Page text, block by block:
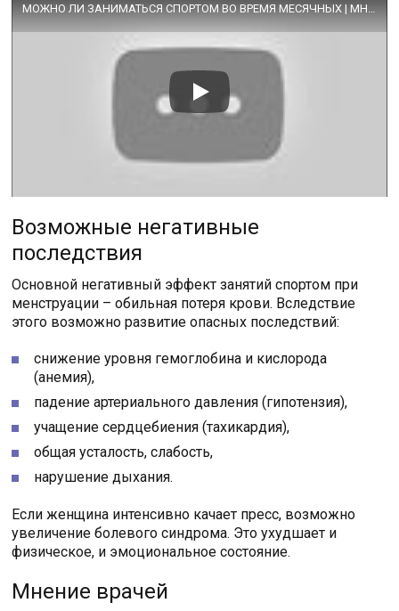
МОЖНО ЛИ ЗАНИМАТЬСЯ СПОРТОМ ВО ВРЕМЯ МЕСЯЧНЫХ | МНЕНИЕ ГИНЕКОЛОГА
Возможные негативные
последствия
Основной негативный эффект занятий спортом при
менструации – обильная потеря крови. Вследствие
этого возможно развитие опасных последствий:
снижение уровня гемоглобина и кислорода
(анемия),
падение артериального давления (гипотензия),
учащение сердцебиения (тахикардия),
общая усталость, слабость,
нарушение дыхания.
Если женщина интенсивно качает пресс, возможно
увеличение болевого синдрома. Это ухудшает и
физическое, и эмоциональное состояние.
Мнение врачей